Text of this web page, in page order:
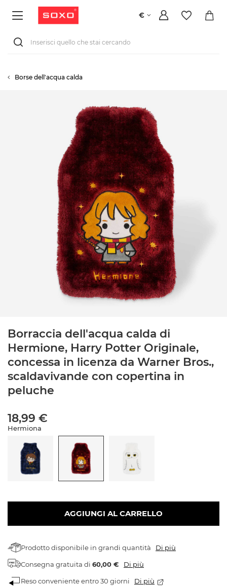
€
Borse dell'acqua calda
Borraccia dell'acqua calda di
Hermione, Harry Potter Originale,
concessa in licenza da Warner Bros.,
scaldavivande con copertina in
peluche
18,99 €
Hermiona
AGGIUNGI AL CARRELLO
Prodotto disponibile in grandi quantità Di più
Consegna gratuita di 60,00 € Di più
Reso conveniente entro 30 giorni Di più